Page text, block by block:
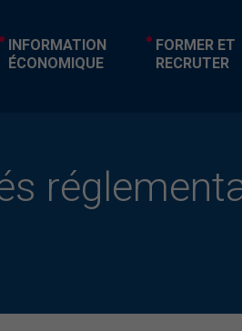
INFORMATION
ÉCONOMIQUE
FORMER ET
RECRUTER